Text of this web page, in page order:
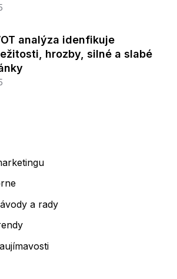
analýza idenfikuje
hrozby, silné a slabé
a rady